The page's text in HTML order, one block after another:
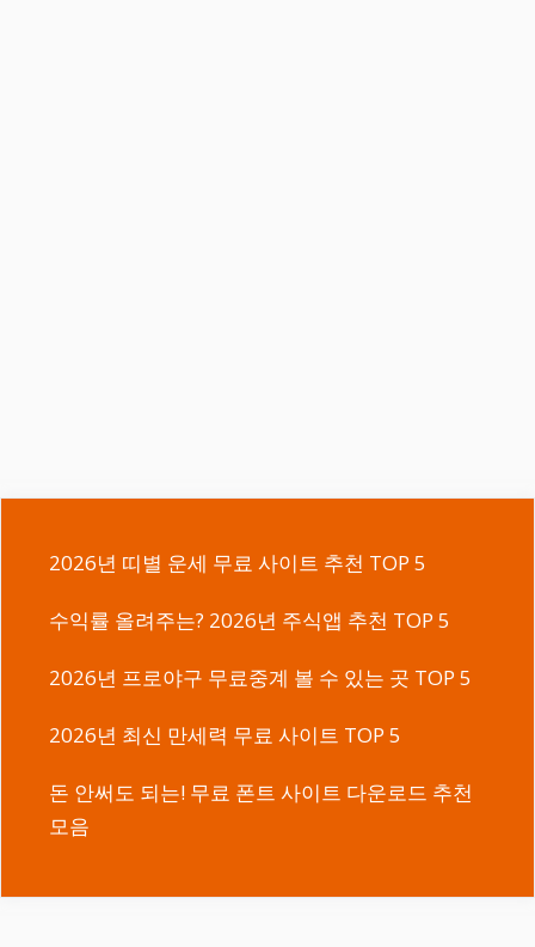
2026년 띠별 운세 무료 사이트 추천 TOP 5
수익률 올려주는? 2026년 주식앱 추천 TOP 5
2026년 프로야구 무료중계 볼 수 있는 곳 TOP 5
2026년 최신 만세력 무료 사이트 TOP 5
돈 안써도 되는! 무료 폰트 사이트 다운로드 추천
모음